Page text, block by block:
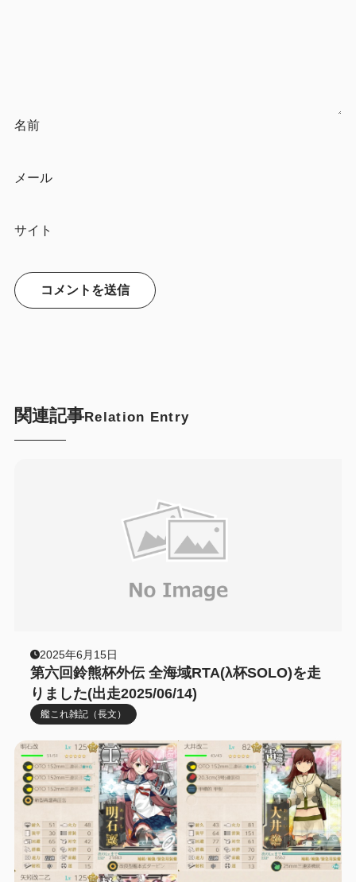
名前
メール
サイト
関連記事Relation Entry
2025年6月15日
第六回鈴熊杯外伝 全海域RTA(λ杯SOLO)を走
りました(出走2025/06/14)
艦これ雑記（長文）